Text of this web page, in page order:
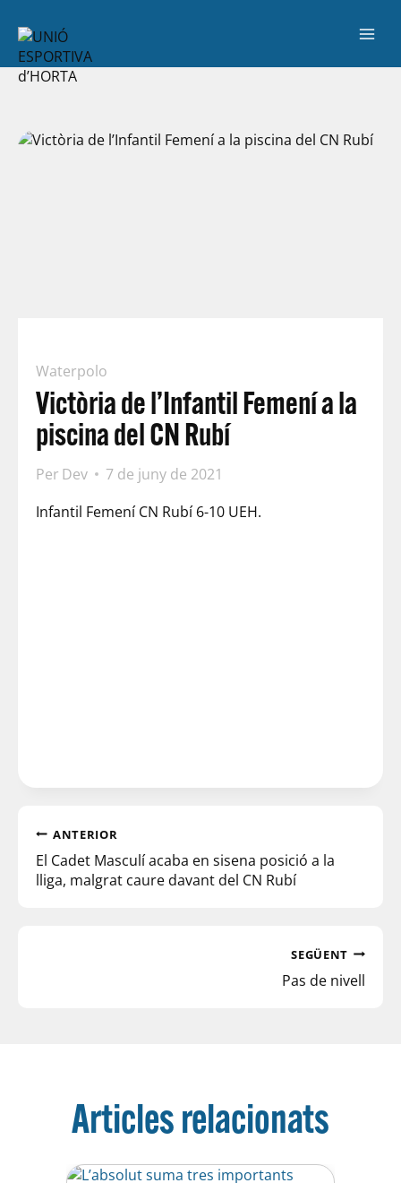
Waterpolo
Victòria de l’Infantil Femení a la
piscina del CN Rubí
Per Dev
7 de juny de 2021
Infantil Femení CN Rubí 6-10 UEH.
ANTERIOR
El Cadet Masculí acaba en sisena posició a la
lliga, malgrat caure davant del CN Rubí
SEGÜENT
Pas de nivell
Articles relacionats